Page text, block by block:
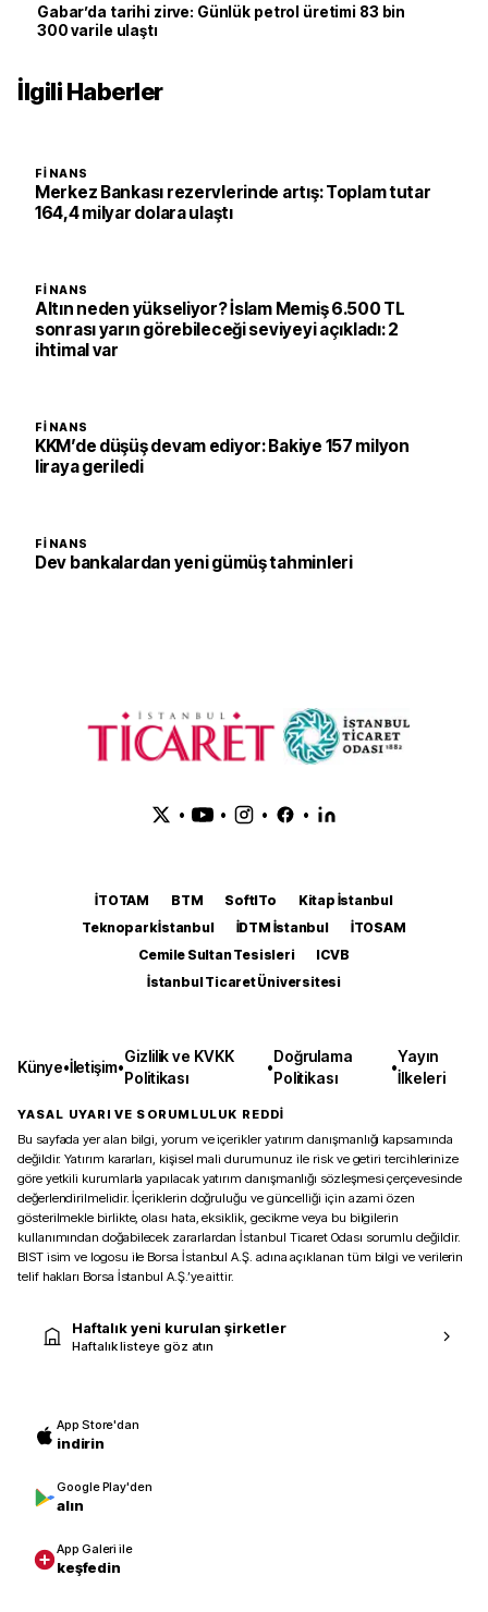
Gabar’da tarihi zirve: Günlük petrol üretimi 83 bin
300 varile ulaştı
İlgili Haberler
FINANS
Merkez Bankası rezervlerinde artış: Toplam tutar
164,4 milyar dolara ulaştı
FINANS
Altın neden yükseliyor? İslam Memiş 6.500 TL
sonrası yarın görebileceği seviyeyi açıkladı: 2
ihtimal var
FINANS
KKM’de düşüş devam ediyor: Bakiye 157 milyon
liraya geriledi
FINANS
Dev bankalardan yeni gümüş tahminleri
• • • •
İTOTAM BTM SoftITo
Kitap İstanbul
Teknopark İstanbul
İDTM İstanbul
İTOSAM
Cemile Sultan Tesisleri
ICVB
İstanbul Ticaret Üniversitesi
Künye•İletişim•
Gizlilik ve KVKK
Politikası
•
Doğrulama
Politikası
•
Yayın
İlkeleri
YASAL UYARI VE SORUMLULUK REDDİ
Bu sayfada yer alan bilgi, yorum ve içerikler yatırım danışmanlığı kapsamında
değildir. Yatırım kararları, kişisel mali durumunuz ile risk ve getiri tercihlerinize
göre yetkili kurumlarla yapılacak yatırım danışmanlığı sözleşmesi çerçevesinde
değerlendirilmelidir. İçeriklerin doğruluğu ve güncelliği için azami özen
gösterilmekle birlikte, olası hata, eksiklik, gecikme veya bu bilgilerin
kullanımından doğabilecek zararlardan İstanbul Ticaret Odası sorumlu değildir.
BIST isim ve logosu ile Borsa İstanbul A.Ş. adına açıklanan tüm bilgi ve verilerin
telif hakları Borsa İstanbul A.Ş.’ye aittir.
Haftalık yeni kurulan şirketler
Haftalık listeye göz atın
App Store'dan
indirin
Google Play'den
alın
App Galeri ile
keşfedin